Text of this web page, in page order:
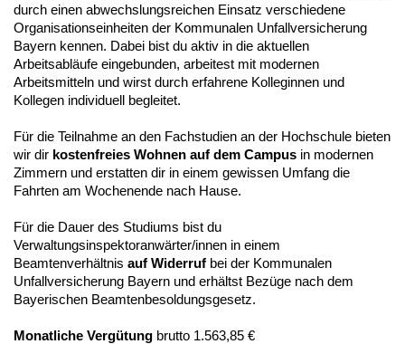
durch einen abwechslungsreichen Einsatz verschiedene
Organisationseinheiten der Kommunalen Unfallversicherung
Bayern kennen. Dabei bist du aktiv in die aktuellen
Arbeitsabläufe eingebunden, arbeitest mit modernen
Arbeitsmitteln und wirst durch erfahrene Kolleginnen und
Kollegen individuell begleitet.
Für die Teilnahme an den Fachstudien an der Hochschule bieten
wir dir kostenfreies Wohnen auf dem Campus in modernen
Zimmern und erstatten dir in einem gewissen Umfang die
Fahrten am Wochenende nach Hause.
Für die Dauer des Studiums bist du
Verwaltungsinspektoranwärter/innen in einem
Beamtenverhältnis auf Widerruf bei der Kommunalen
Unfallversicherung Bayern und erhältst Bezüge nach dem
Bayerischen Beamtenbesoldungsgesetz.
Monatliche Vergütung brutto 1.563,85 €